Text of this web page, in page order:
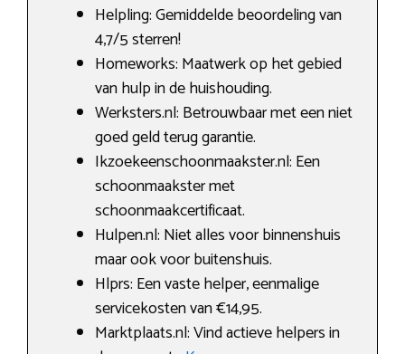
Helpling: Gemiddelde beoordeling van
4,7/5 sterren!
Homeworks: Maatwerk op het gebied
van hulp in de huishouding.
Werksters.nl: Betrouwbaar met een niet
goed geld terug garantie.
Ikzoekeenschoonmaakster.nl: Een
schoonmaakster met
schoonmaakcertificaat.
Hulpen.nl: Niet alles voor binnenshuis
maar ook voor buitenshuis.
Hlprs: Een vaste helper, eenmalige
servicekosten van €14,95.
Marktplaats.nl: Vind actieve helpers in